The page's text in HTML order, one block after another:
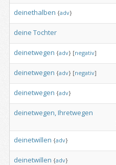
deinethalben {adv}
deine Tochter
deinetwegen {adv} [negativ]
deinetwegen {adv} [negativ]
deinetwegen {adv}
deinetwegen,Ihretwegen
deinetwillen {adv}
deinetwillen {adv}